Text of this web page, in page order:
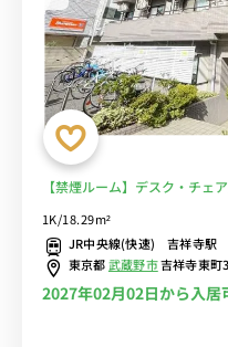
【禁煙ルーム】デスク・チェ
して人気の吉祥寺で休日も満
1K/18.29m²
JR中央線(快速) 吉祥寺駅
東京都武蔵野市吉祥寺東町
2027年02月02日から入居